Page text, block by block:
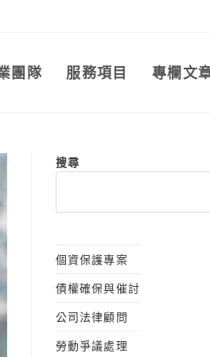
團隊 服務項目 專欄文
搜尋
個資保護專案
債權確保與催討
公司法律顧問
勞動爭議處理